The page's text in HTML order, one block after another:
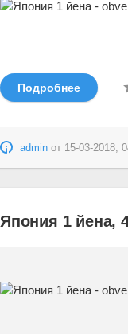
Подробнее
admin от 15-03-2018,
Япония 1 йена,